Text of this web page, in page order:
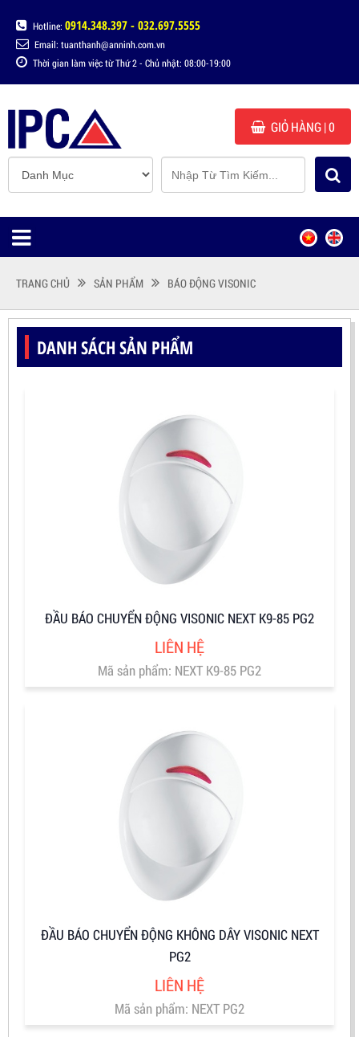
Hotline: 0914.348.397 - 032.697.5555
Email: tuanthanh@anninh.com.vn
Thời gian làm việc từ Thứ 2 - Chủ nhật: 08:00-19:00
GIỎ HÀNG| 0
TRANG CHỦ SẢN PHẨM BÁO ĐỘNG VISONIC
DANH SÁCH SẢN PHẨM
ĐẦU BÁO CHUYỂN ĐỘNG VISONIC NEXT K9-85 PG2
LIÊN HỆ
Mã sản phẩm: NEXT K9-85 PG2
ĐẦU BÁO CHUYỂN ĐỘNG KHÔNG DÂY VISONIC NEXT
PG2
LIÊN HỆ
Mã sản phẩm: NEXT PG2